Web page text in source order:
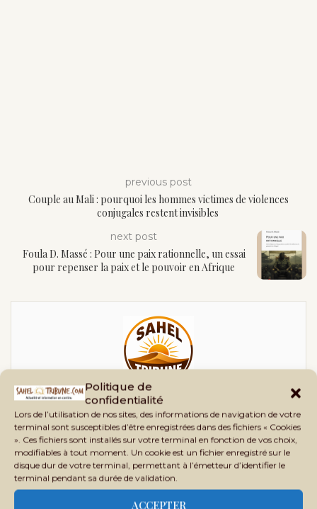
Politique de
confidentialité
Lors de l’utilisation de nos sites, des informations de navigation de votre
terminal sont susceptibles d’être enregistrées dans des fichiers « Cookies
». Ces fichiers sont installés sur votre terminal en fonction de vos choix,
modifiables à tout moment. Un cookie est un fichier enregistré sur le
disque dur de votre terminal, permettant à l’émetteur d’identifier le
terminal pendant sa durée de validation.
ACCEPTER
previous post
Couple au Mali : pourquoi les hommes victimes de violences
conjugales restent invisibles
next post
Foula D. Massé : Pour une paix rationnelle, un essai
pour repenser la paix et le pouvoir en Afrique
SAHEL TRIBUNE
Sahel Tribune est un site d’informations générales,
d’analyses, d’enquêtes et de vérification des faits,
crée en 2020 au Mali, sous le nom Phileingora. C’est
en 2021 que ce nom bascule vers Sahel Tribune afin
d’offrir un contenu plus adapté à nos lecteurs et